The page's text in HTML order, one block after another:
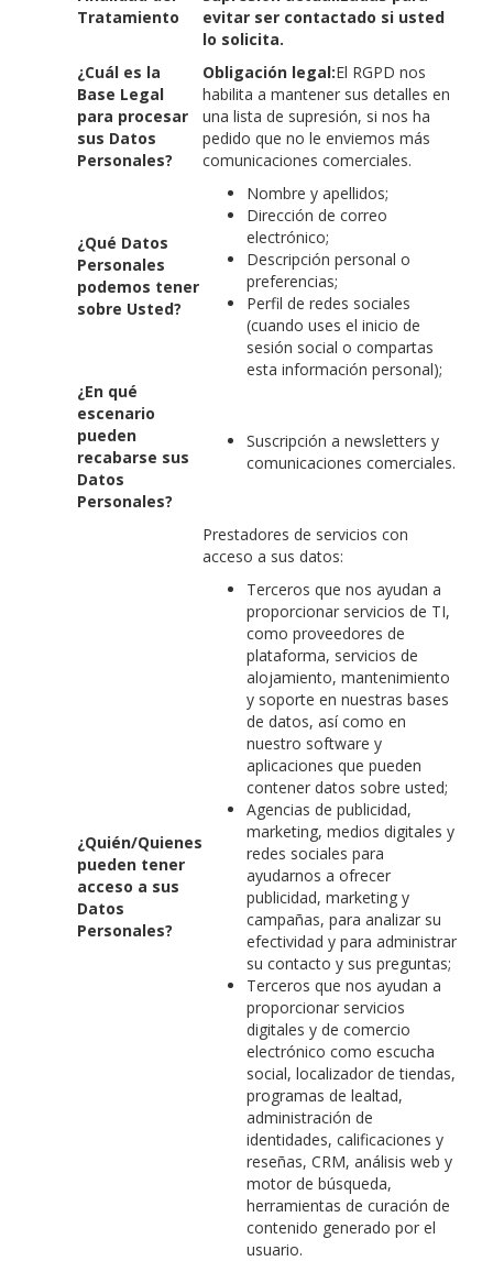
Tratamiento
evitar ser contactado si usted
lo solicita.
¿Cuál es la
Base Legal
para procesar
sus Datos
Personales?
Obligación legal:El RGPD nos
habilita a mantener sus detalles en
una lista de supresión, si nos ha
pedido que no le enviemos más
comunicaciones comerciales.
¿Qué Datos
Personales
podemos tener
sobre Usted?
Nombre y apellidos;
Dirección de correo
electrónico;
Descripción personal o
preferencias;
Perfil de redes sociales
(cuando uses el inicio de
sesión social o compartas
esta información personal);
¿En qué
escenario
pueden
recabarse sus
Datos
Personales?
Suscripción a newsletters y
comunicaciones comerciales.
¿Quién/Quienes
pueden tener
acceso a sus
Datos
Personales?
Prestadores de servicios con
acceso a sus datos:
Terceros que nos ayudan a
proporcionar servicios de TI,
como proveedores de
plataforma, servicios de
alojamiento, mantenimiento
y soporte en nuestras bases
de datos, así como en
nuestro software y
aplicaciones que pueden
contener datos sobre usted;
Agencias de publicidad,
marketing, medios digitales y
redes sociales para
ayudarnos a ofrecer
publicidad, marketing y
campañas, para analizar su
efectividad y para administrar
su contacto y sus preguntas;
Terceros que nos ayudan a
proporcionar servicios
digitales y de comercio
electrónico como escucha
social, localizador de tiendas,
programas de lealtad,
administración de
identidades, calificaciones y
reseñas, CRM, análisis web y
motor de búsqueda,
herramientas de curación de
contenido generado por el
usuario.